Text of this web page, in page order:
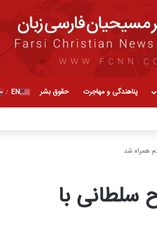
پناهندگی و مهاجرت حقوق بشر EN
/
همراه شد
سلطانی با